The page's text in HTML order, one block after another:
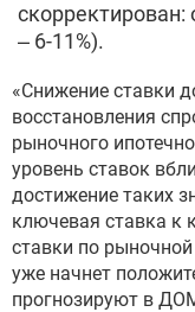
скорректирован:
– 6-11%).
«Снижение ставки
восстановления
рыночного
уровень ставок
достижение таких
ключевая ставка к
ставки по рыночной
уже начнет
прогнозируют в